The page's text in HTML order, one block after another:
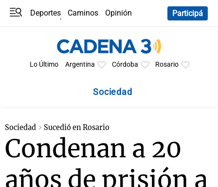
Deportes Caminos
Opinión
Participá
Lo Último Argentina Córdoba Rosario
Sociedad
Sociedad Sucedió en Rosario
Condenan a 20
años de prisión a